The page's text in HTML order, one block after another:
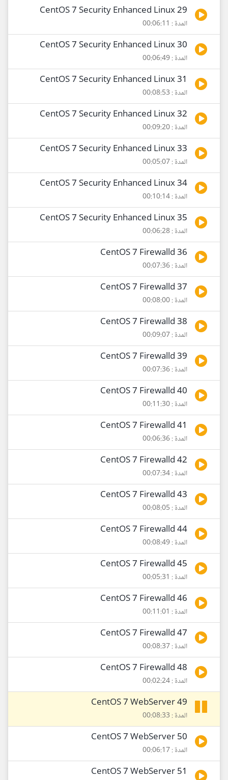
29 CentOS 7 Security Enhanced Linux
المدة : 00:06:11
30 CentOS 7 Security Enhanced Linux
المدة : 00:06:49
31 CentOS 7 Security Enhanced Linux
المدة : 00:08:53
32 CentOS 7 Security Enhanced Linux
المدة : 00:09:20
33 CentOS 7 Security Enhanced Linux
المدة : 00:05:07
34 CentOS 7 Security Enhanced Linux
المدة : 00:10:14
35 CentOS 7 Security Enhanced Linux
المدة : 00:06:28
36 CentOS 7 Firewalld
المدة : 00:07:36
37 CentOS 7 Firewalld
المدة : 00:08:00
38 CentOS 7 Firewalld
المدة : 00:09:07
39 CentOS 7 Firewalld
المدة : 00:07:36
40 CentOS 7 Firewalld
المدة : 00:11:30
41 CentOS 7 Firewalld
المدة : 00:06:36
42 CentOS 7 Firewalld
المدة : 00:07:34
43 CentOS 7 Firewalld
المدة : 00:08:05
44 CentOS 7 Firewalld
المدة : 00:08:49
45 CentOS 7 Firewalld
المدة : 00:05:31
46 CentOS 7 Firewalld
المدة : 00:11:01
47 CentOS 7 Firewalld
المدة : 00:08:37
48 CentOS 7 Firewalld
المدة : 00:02:24
49 CentOS 7 WebServer
المدة : 00:08:33
50 CentOS 7 WebServer
المدة : 00:06:17
51 CentOS 7 WebServer